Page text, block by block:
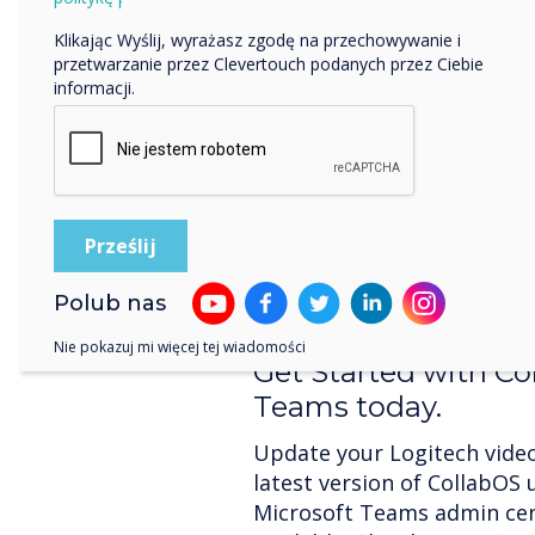
Join by Meeting ID
Now it’s even easier to
meeting by entering a
Logitech Tap. This
meetings hosted by
walk into a room and
Get Started with
Teams today.
Update your Logitech
latest version of CollabOS
Microsoft Teams admin
Klikając Wyślij, wyrażasz zgodę na przechowywanie i
przetwarzanie przez Clevertouch podanych przez Ciebie
informacji.
Polub nas
Nie pokazuj mi więcej tej wiadomości